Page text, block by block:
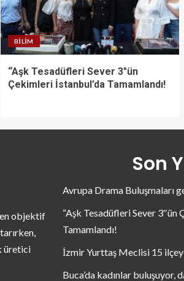
BILIM
“Aşk Tesadüfleri Sever 3″ün
Çekimleri İstanbul’da Tamamlandı!
objektif
üretici
Son
Avrupa Drama Buluşmaları
“Aşk Tesadüfleri Sever 3″ün
Tamamlandı!
İzmir Yurttaş Meclisi 15
Buca’da kadınlar buluşuyor,